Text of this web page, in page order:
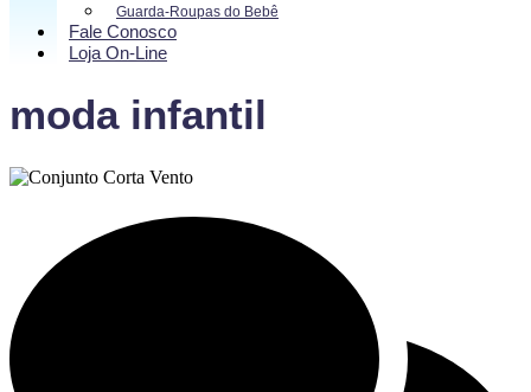
Guarda-Roupas do Bebê
Fale Conosco
Loja On-Line
moda infantil